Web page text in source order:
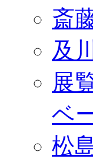
斎
及
展
ベ
松